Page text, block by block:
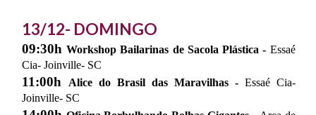
13/12- DOMINGO
09:30hWorkshop Bailarinas de Sacola Plástica - Essaé
Cia- Joinville- SC
11:00h Alice do Brasil das Maravilhas - Essaé Cia-
Joinville- SC